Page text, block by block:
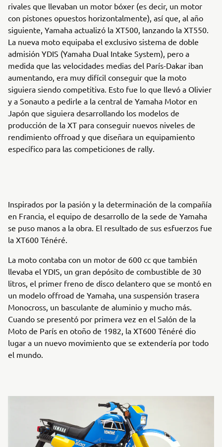
rivales que llevaban un motor bóxer (es decir, un motor
con pistones opuestos horizontalmente), así que, al año
siguiente, Yamaha actualizó la XT500, lanzando la XT550.
La nueva moto equipaba el exclusivo sistema de doble
admisión YDIS (Yamaha Dual Intake System), pero a
medida que las velocidades medias del París-Dakar iban
aumentando, era muy difícil conseguir que la moto
siguiera siendo competitiva. Esto fue lo que llevó a Olivier
y a Sonauto a pedirle a la central de Yamaha Motor en
Japón que siguiera desarrollando los modelos de
producción de la XT para conseguir nuevos niveles de
rendimiento offroad y que diseñara un equipamiento
específico para las competiciones de rally.
Inspirados por la pasión y la determinación de la compañía
en Francia, el equipo de desarrollo de la sede de Yamaha
se puso manos a la obra. El resultado de sus esfuerzos fue
la XT600 Ténéré.
La moto contaba con un motor de 600 cc que también
llevaba el YDIS, un gran depósito de combustible de 30
litros, el primer freno de disco delantero que se montó en
un modelo offroad de Yamaha, una suspensión trasera
Monocross, un basculante de aluminio y mucho más.
Cuando se presentó por primera vez en el Salón de la
Moto de París en otoño de 1982, la XT600 Ténéré dio
lugar a un nuevo movimiento que se extendería por todo
el mundo.